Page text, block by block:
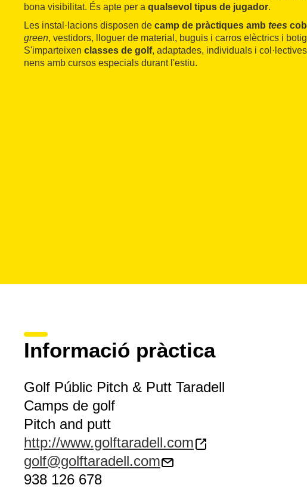
bona visibilitat. És apte per a qualsevol tipus de jugador.
Les instal·lacions disposen de camp de pràctiques amb tees
green, vestidors, lloguer de material, buguis i carros elèctrics i
S'imparteixen classes de golf, adaptades, individuals i
nens amb cursos especials durant l'estiu.
Informació pràctica
Golf Públic Pitch & Putt Taradell
Camps de golf
Pitch and putt
http://www.golftaradell.com
golf@golftaradell.com
938 126 678